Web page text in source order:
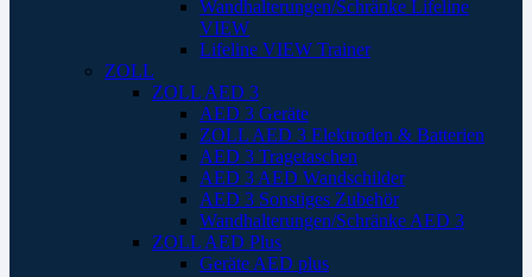
Wandhalterungen/Schränke Lifeline
VIEW
Lifeline VIEW Trainer
ZOLL
ZOLL AED 3
AED 3 Geräte
ZOLL AED 3 Elektroden & Batterien
AED 3 Tragetaschen
AED 3 AED Wandschilder
AED 3 Sonstiges Zubehör
Wandhalterungen/Schränke AED 3
ZOLL AED Plus
Geräte AED plus